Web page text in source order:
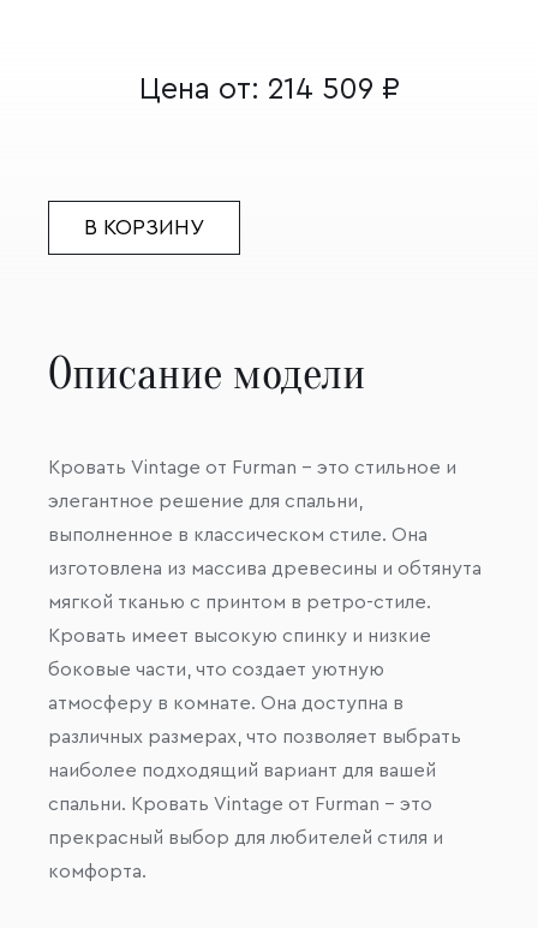
Цена от: 214 509 ₽
В КОРЗИНУ
Описание модели
Кровать Vintage от Furman – это стильное и
элегантное решение для спальни,
выполненное в классическом стиле. Она
изготовлена из массива древесины и обтянута
мягкой тканью с принтом в ретро-стиле.
Кровать имеет высокую спинку и низкие
боковые части, что создает уютную
атмосферу в комнате. Она доступна в
различных размерах, что позволяет выбрать
наиболее подходящий вариант для вашей
спальни. Кровать Vintage от Furman – это
прекрасный выбор для любителей стиля и
комфорта.